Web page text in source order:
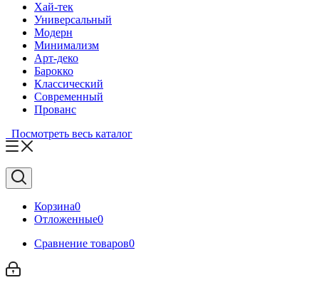
Хай-тек
Универсальный
Модерн
Минимализм
Арт-деко
Барокко
Классический
Современный
Прованс
Посмотреть весь каталог
Корзина0
Отложенные0
Сравнение товаров0